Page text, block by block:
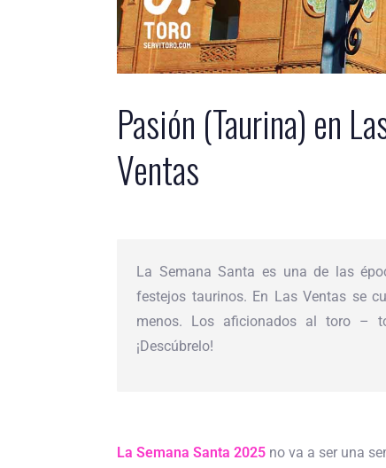
Pasión (Taurina) en
Ventas
La Semana Santa es una de las
festejos taurinos. En Las Ventas se
menos. Los aficionados al toro –
¡Descúbrelo!
La Semana Santa 2025 no va a ser una